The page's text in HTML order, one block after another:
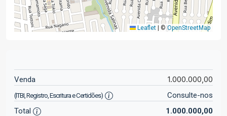
Leaflet ©OpenStreetMap
Venda 1.000.000,00
(ITBI, Registro, Escritura e Certidões)
Consulte-nos
Total
1.000.000,00